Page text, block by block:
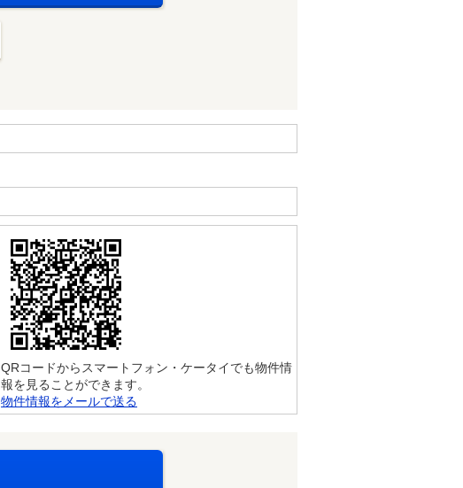
QRコードからスマートフォン・ケータイでも物件情
報を見ることができます。
物件情報をメールで送る